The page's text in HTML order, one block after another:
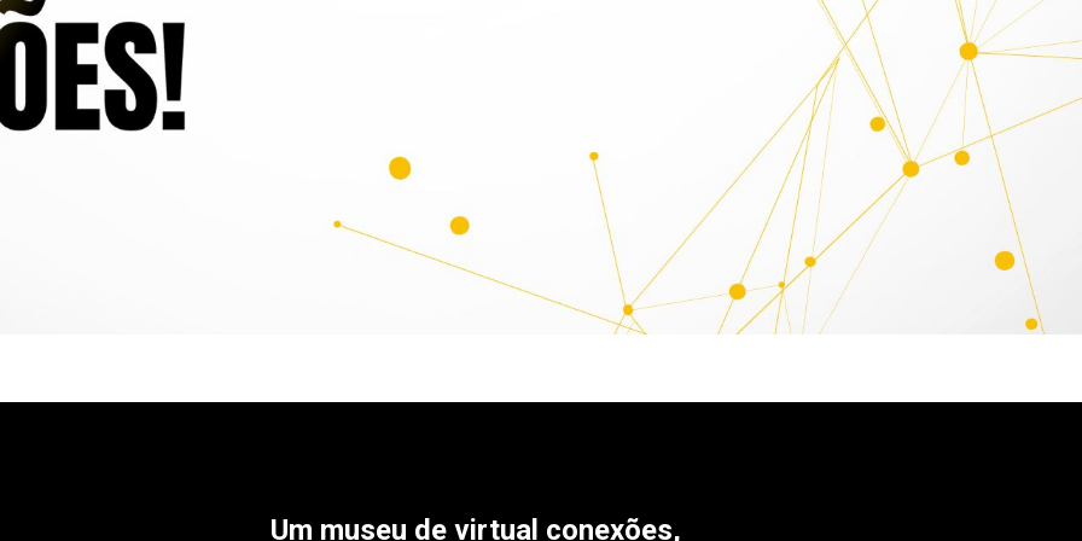
Um museu de virtual conexões,